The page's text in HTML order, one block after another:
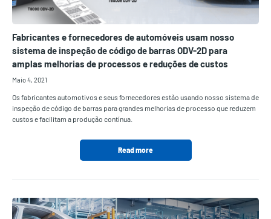
Fabricantes e fornecedores de automóveis usam nosso
sistema de inspeção de código de barras ODV-2D para
amplas melhorias de processos e reduções de custos
Maio 4, 2021
Os fabricantes automotivos e seus fornecedores estão usando nosso sistema de
inspeção de código de barras para grandes melhorias de processo que reduzem
custos e facilitam a produção contínua.
Read more